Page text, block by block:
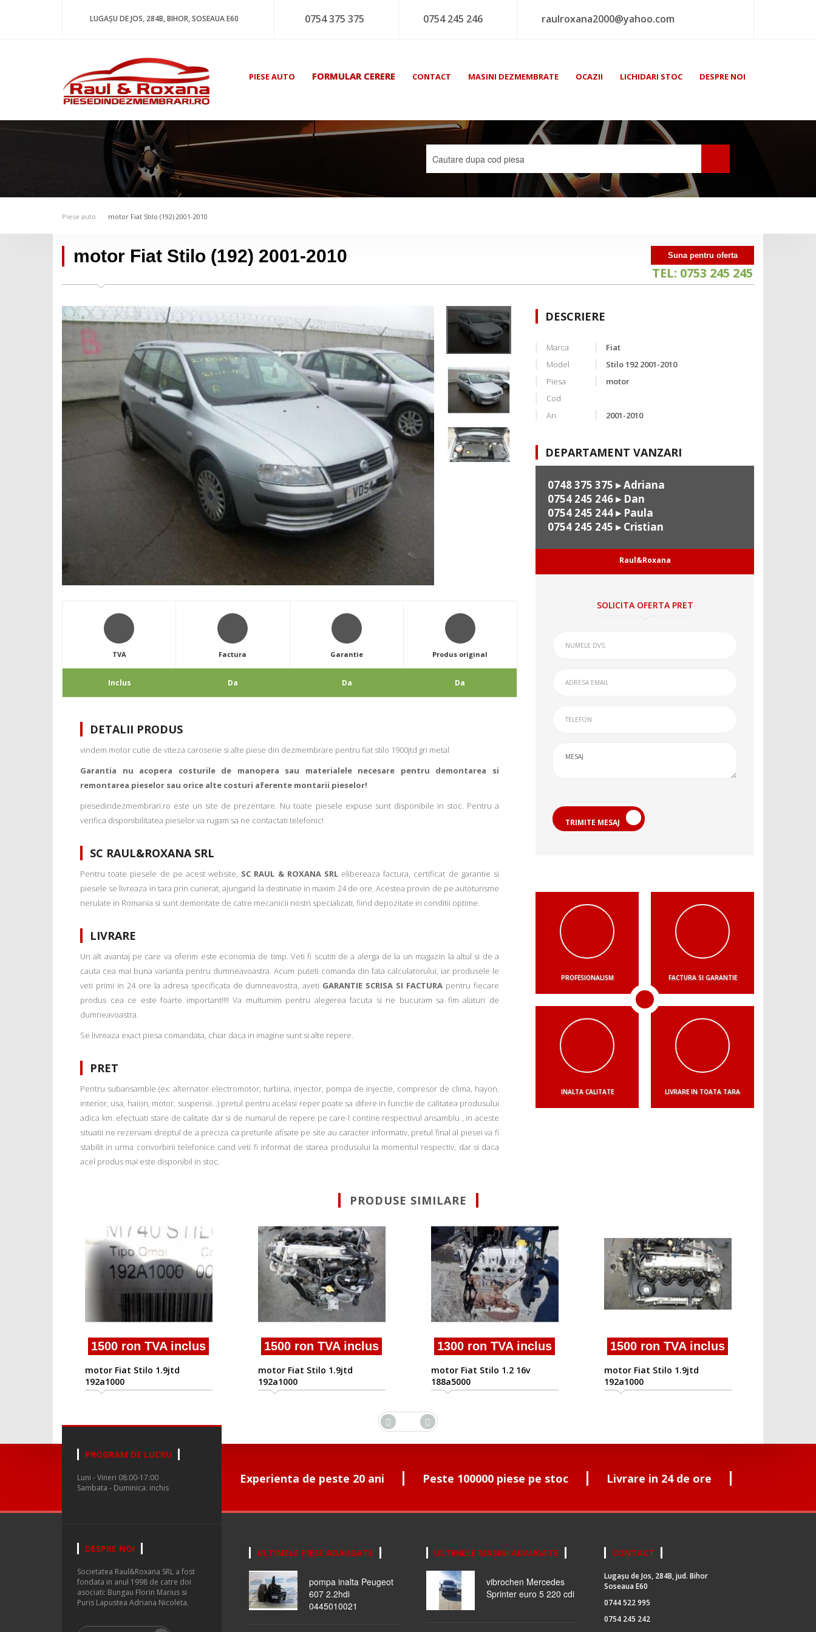
LUGAȘU DE JOS, 284B, BIHOR, SOSEAUA E60 0754 375 375 0754 245 246 raulroxana2000@yahoo.com
PIESE AUTO FORMULAR CERERE CONTACT MASINI DEZMEMBRATE OCAZII LICHIDARI STOC DESPRE NOI
Piese auto motor Fiat Stilo (192) 2001-2010
motor Fiat Stilo (192) 2001-2010 Suna pentru oferta
TEL: 0753 245 245
TVA
Inclus
Factura
Da
Garantie
Da
Produs original
Da
DETALII PRODUS
vindem motor cutie de viteza caroserie si alte piese din dezmembrare pentru fiat stilo 1900jtd gri metal
Garantia nu acopera costurile de manopera sau materialele necesare pentru demontarea si
remontarea pieselor sau orice alte costuri aferente montarii pieselor!
piesedindezmembrari.ro este un site de prezentare. Nu toate piesele expuse sunt disponibile in stoc. Pentru a
verifica disponibilitatea pieselor va rugam sa ne contactati telefonic!
SC RAUL&ROXANA SRL
Pentru toate piesele de pe acest website, SC RAUL & ROXANA SRLelibereaza factura, certificat de garantie si
piesele se livreaza in tara prin curierat, ajungand la destinatie in maxim 24 de ore. Acestea provin de pe autoturisme
nerulate in Romania si sunt demontate de catre mecanicii nostri specializati, fiind depozitate in conditii optime.
LIVRARE
Un alt avantaj pe care va oferim este economia de timp. Veti fi scutiti de a alerga de la un magazin la altul si de a
cauta cea mai buna varianta pentru dumneavoastra. Acum puteti comanda din fata calculatorului, iar produsele le
veti primi in 24 ore la adresa specificata de dumneavostra, aveti GARANTIE SCRISA SI FACTURA pentru fiecare
produs cea ce este foarte important!!!! Va multumim pentru alegerea facuta si ne bucuram sa fim alaturi de
dumneavoastra.
Se livreaza exact piesa comandata, chiar daca in imagine sunt si alte repere.
PRET
Pentru subansamble (ex: alternator electromotor, turbina, injector, pompa de injectie, compresor de clima, hayon,
interior, usa, haion, motor, suspensii...) pretul pentru acelasi reper poate sa difere in functie de calitatea produsului
adica km. efectuati stare de calitate dar si de numarul de repere pe care-l contine respectivul ansamblu , in aceste
situatii ne rezervam dreptul de a preciza ca preturile afisate pe site au caracter informativ, pretul final al piesei va fi
stabilit in urma convorbirii telefonice cand veti fi informat de starea produsului la momentul respectiv, dar si daca
acel produs mai este disponibil in stoc.
DESCRIERE
Marca
Fiat
Model
Stilo 192 2001-2010
Piesa
motor
Cod
An
2001-2010
DEPARTAMENT VANZARI
0748 375 375 ▸ Adriana
0754 245 246▸ Dan
0754 245 244▸ Paula
0754 245 245 ▸ Cristian
Raul&Roxana
SOLICITA OFERTA PRET
TRIMITE MESAJ
PROFESIONALISM FACTURA SI GARANTIE
INALTA CALITATE LIVRARE IN TOATA TARA
PRODUSE SIMILARE
1500 ron TVA inclus
motor Fiat Stilo 1.9jtd
192a1000
1500 ron TVA inclus
motor Fiat Stilo 1.9jtd
192a1000
1300 ron TVA inclus
motor Fiat Stilo 1.2 16v
188a5000
1500 ron TVA inclus
motor Fiat Stilo 1.9jtd
192a1000
Experienta de peste 20 ani Peste 100000 piese pe stoc Livrare in 24 de ore
PROGRAM DE LUCRU
Luni - Vineri 08:00-17:00
Sambata - Duminica: inchis
DESPRE NOI
Societatea Raul&Roxana SRL a fost
fondata in anul 1998 de catre doi
asociati: Bungau Florin Marius si
Puris Lapustea Adriana Nicoleta.
ULTIMELE PIESE ADAUGATE
pompa inalta Peugeot
607 2.2hdi
0445010021
ULTIMELE MASINI ADAUGATE
vibrochen Mercedes
Sprinter euro 5 220 cdi
CONTACT
Lugașu de Jos, 284B, jud. Bihor
Soseaua E60
0744 522 995
0754 245 242